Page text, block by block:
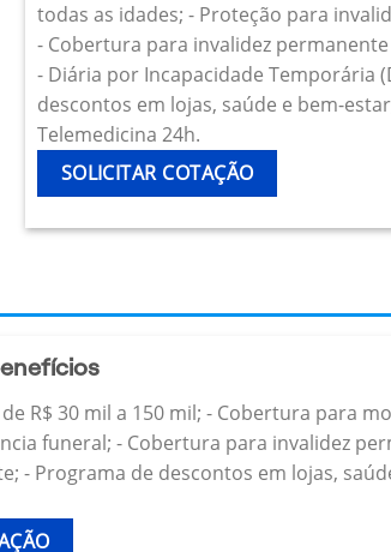
todas as idades; - Proteção para
- Cobertura para invalidez
- Diária por Incapacidade Temporária
descontos em lojas, saúde e bem-
Telemedicina 24h.
SOLICITAR COTAÇÃO
R$ 30 mil a 150 mil; - Cobertura para
funeral; - Cobertura para invalidez
- Programa de descontos em lojas,